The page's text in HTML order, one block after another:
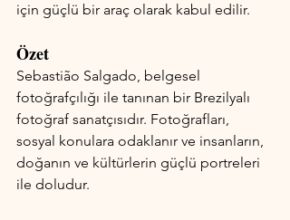
için güçlü bir araç olarak kabul edilir.
Özet
Sebastião Salgado, belgesel
fotoğrafçılığı ile tanınan bir Brezilyalı
fotoğraf sanatçısıdır. Fotoğrafları,
sosyal konulara odaklanır ve insanların,
doğanın ve kültürlerin güçlü portreleri
ile doludur.